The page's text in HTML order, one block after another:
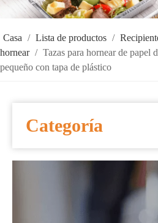
PRODUCTOS
SOBRE NOSOTROS
SOLUCIONES
Casa / Lista de productos /
hornear / Tazas para hornear de papel
pequeño con tapa de plástico
Categoría